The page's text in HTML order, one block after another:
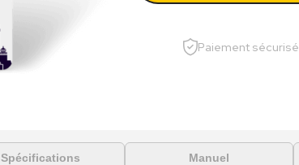
Paiement sécurisé
Spécifications Manuel